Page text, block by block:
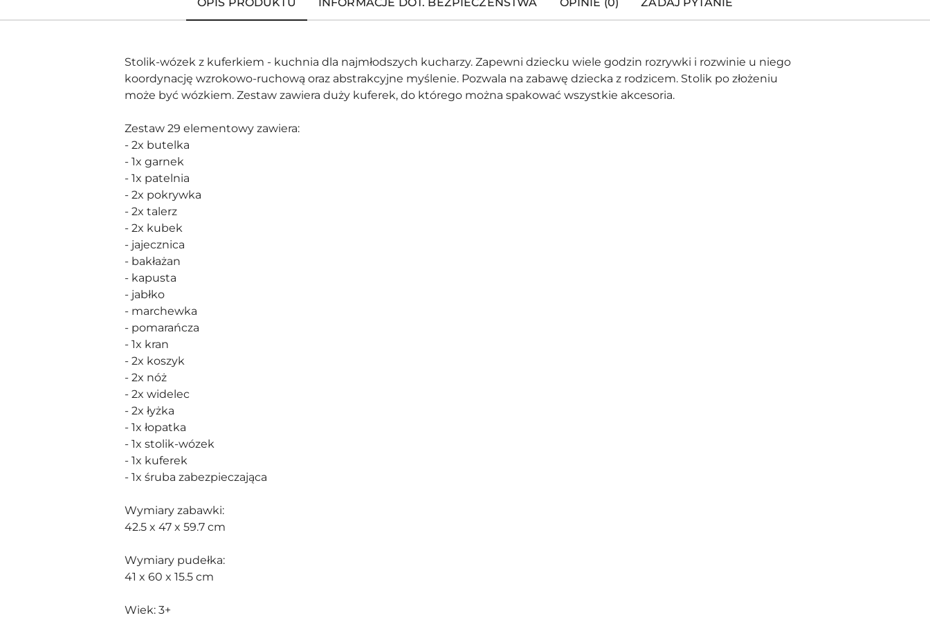
Stolik-wózek z kuferkiem - kuchnia dla najmłodszych kucharzy. Zapewni dziecku wiele godzin rozrywki i rozwinie u niego
koordynację wzrokowo-ruchową oraz abstrakcyjne myślenie. Pozwala na zabawę dziecka z rodzicem. Stolik po złożeniu
może być wózkiem. Zestaw zawiera duży kuferek, do którego można spakować wszystkie akcesoria.
Zestaw 29 elementowy zawiera:
- 2x butelka
- 1x garnek
- 1x patelnia
- 2x pokrywka
- 2x talerz
- 2x kubek
- jajecznica
- bakłażan
- kapusta
- jabłko
- marchewka
- pomarańcza
- 1x kran
- 2x koszyk
- 2x nóż
- 2x widelec
- 2x łyżka
- 1x łopatka
- 1x stolik-wózek
- 1x kuferek
- 1x śruba zabezpieczająca
Wymiary zabawki:
42.5 x 47 x 59.7 cm
Wymiary pudełka:
41 x 60 x 15.5 cm
Wiek: 3+